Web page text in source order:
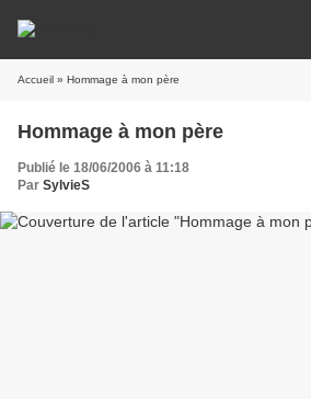
Accueil » Hommage à mon père
Hommage à mon père
Publié le 18/06/2006 à 11:18
Par SylvieS